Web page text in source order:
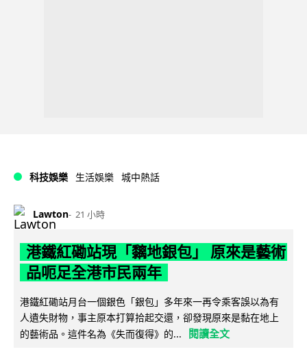
科技娛樂 生活娛樂 城中熱話
Lawton 21 小時
港鐵紅磡站現「黐地銀包」 原來是藝術
品呃足全港市民兩年
港鐵紅磡站月台一個銀色「銀包」多年來一再令乘客誤以為有
人遺失財物，事主原本打算拾起交還，卻發現原來是黏在地上
的藝術品。這件名為《失而復得》的...
閱讀全文